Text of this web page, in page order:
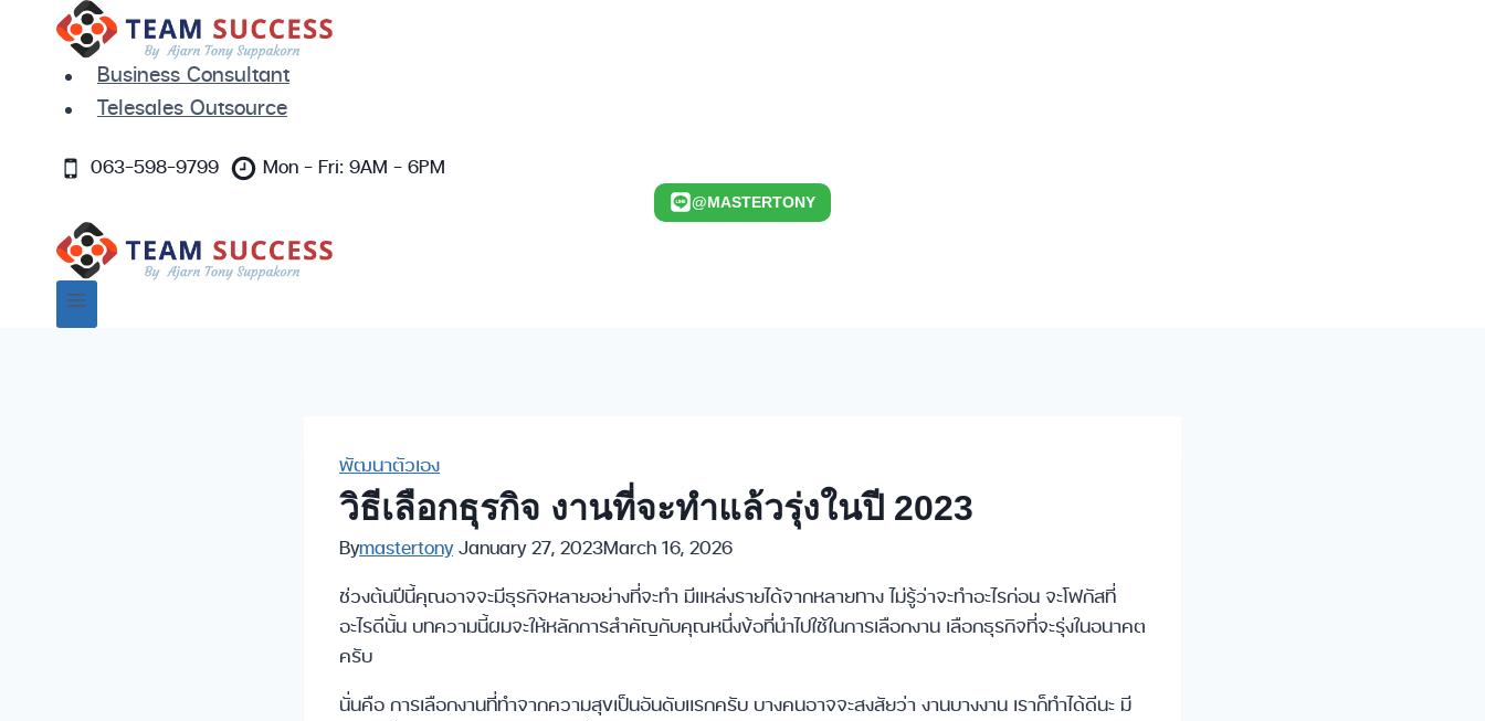
Business Consultant
Telesales Outsource
063-598-9799 Mon - Fri: 9AM - 6PM
@MASTERTONY
พัฒนาตัวเอง
วิธีเลือกธุรกิจ งานที่จะทำแล้วรุ่งในปี 2023
Bymastertony January 27, 2023March 16, 2026
ช่วงต้นปีนี้คุณอาจจะมีธุรกิจหลายอย่างที่จะทำ มีแหล่งรายได้จากหลายทาง ไม่รู้ว่าจะทำอะไรก่อน จะโฟกัสที่
อะไรดีนั้น บทความนี้ผมจะให้หลักการสำคัญกับคุณหนึ่งข้อที่นำไปใช้ในการเลือกงาน เลือกธุรกิจที่จะรุ่งในอนาคต
ครับ
นั่นคือ การเลือกงานที่ทำจากความสุขเป็นอันดับแรกครับ บางคนอาจจะสงสัยว่า งานบางงาน เราก็ทำได้ดีนะ มี